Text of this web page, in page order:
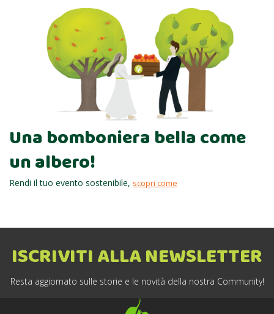
Una bomboniera bella come
un albero!
Rendi il tuo evento sostenibile, scopri come
ISCRIVITI ALLA NEWSLETTER
Resta aggiornato sulle storie e le novità della nostra Community!